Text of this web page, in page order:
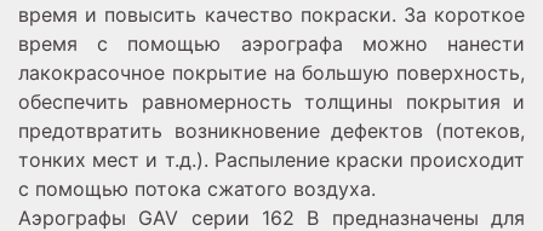
время и повысить качество покраски. За короткое
время с помощью аэрографа можно нанести
лакокрасочное покрытие на большую поверхность,
обеспечить равномерность толщины покрытия и
предотвратить возникновение дефектов (потеков,
тонких мест и т.д.). Распыление краски происходит
с помощью потока сжатого воздуха.
Аэрографы GAV серии 162 B предназначены для